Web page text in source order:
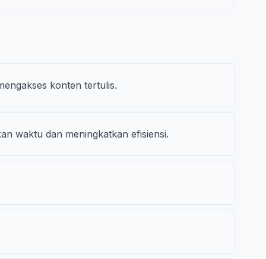
konten tertulis.
waktu dan meningkatkan efisiensi.